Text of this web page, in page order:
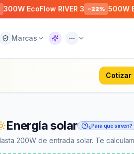
RIVER 3 −22% 500W EcoFlow
Marcas Asistente
Cotizar
Energía solar ¿Para qué sirven?
200W de entrada solar. Te